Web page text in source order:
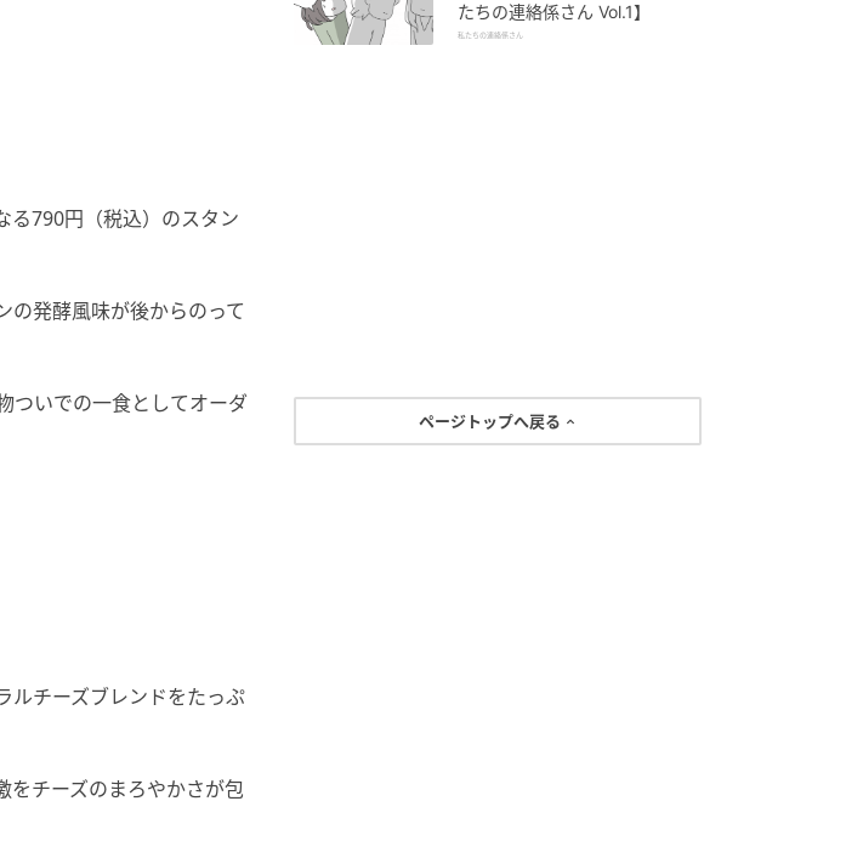
る790円（税込）のスタン
の発酵風味が後からのって
ついでの一食としてオーダ
ルチーズブレンドをたっぷ
をチーズのまろやかさが包
たちの連絡係さん Vol.1】
私たちの連絡係さん
ページトップへ戻る